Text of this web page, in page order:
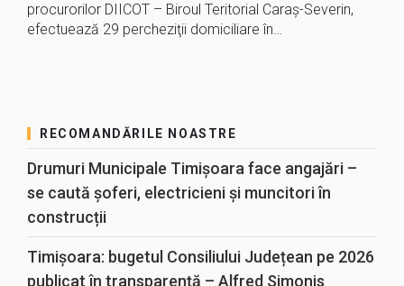
procurorilor DIICOT – Biroul Teritorial Caraș-Severin,
efectuează 29 percheziţii domiciliare în…
RECOMANDĂRILE NOASTRE
Drumuri Municipale Timișoara face angajări –
se caută șoferi, electricieni și muncitori în
construcții
Timișoara: bugetul Consiliului Județean pe 2026
publicat în transparență – Alfred Simonis